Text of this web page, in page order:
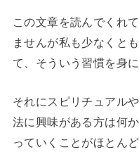
この文章を読んでくれ
ませんが私も少なくと
て、そういう習慣を身
それにスピリチュアル
法に興味がある方は何
っていくことがほとん